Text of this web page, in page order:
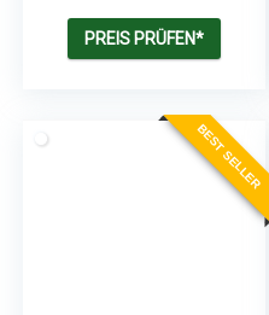
PREIS PRÜFEN*
BEST SELLER